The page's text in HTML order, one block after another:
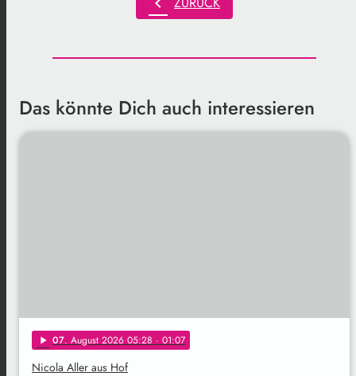
Das könnte Dich auch interessieren
play_arrow 07. August 2026 05:28 · 01:07
Nicola Aller aus Hof